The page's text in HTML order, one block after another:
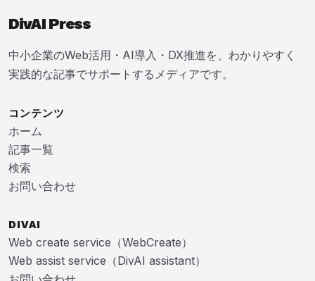
DivAI Press
中小企業のWeb活用・AI導入・DX推進を、わかりやすく
実践的な記事でサポートするメディアです。
コンテンツ
ホーム
記事一覧
検索
お問い合わせ
DIVAI
Web create service（WebCreate）
Web assist service（DivAI assistant）